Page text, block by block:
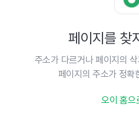
페이지를 찾
주소가 다르거나 페이지의
페이지의 주소가 정확
오이 홈으